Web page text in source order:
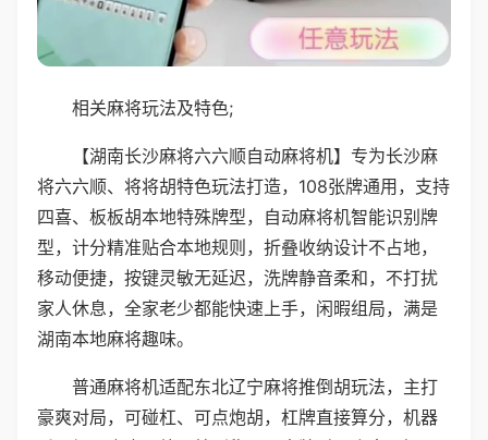
相关麻将玩法及特色;
【湖南长沙麻将六六顺自动麻将机】专为长沙麻
将六六顺、将将胡特色玩法打造，108张牌通用，支持
四喜、板板胡本地特殊牌型，自动麻将机智能识别牌
型，计分精准贴合本地规则，折叠收纳设计不占地，
移动便捷，按键灵敏无延迟，洗牌静音柔和，不打扰
家人休息，全家老少都能快速上手，闲暇组局，满是
湖南本地麻将趣味。
普通麻将机适配东北辽宁麻将推倒胡玩法，主打
豪爽对局，可碰杠、可点炮胡，杠牌直接算分，机器